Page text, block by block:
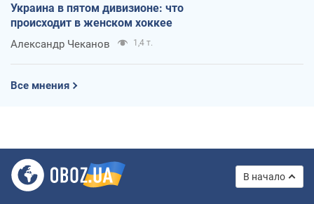
Украина в пятом дивизионе: что
происходит в женском хоккее
Александр Чеканов 1,4 т.
Все мнения
В начало